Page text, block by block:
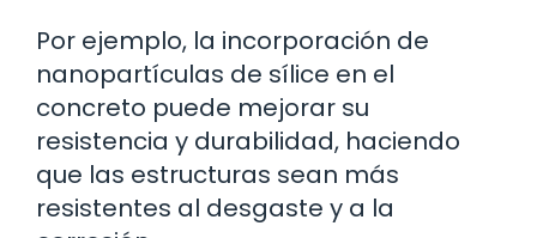
Por ejemplo, la incorporación de
nanopartículas de sílice en el
concreto puede mejorar su
resistencia y durabilidad, haciendo
que las estructuras sean más
resistentes al desgaste y a la